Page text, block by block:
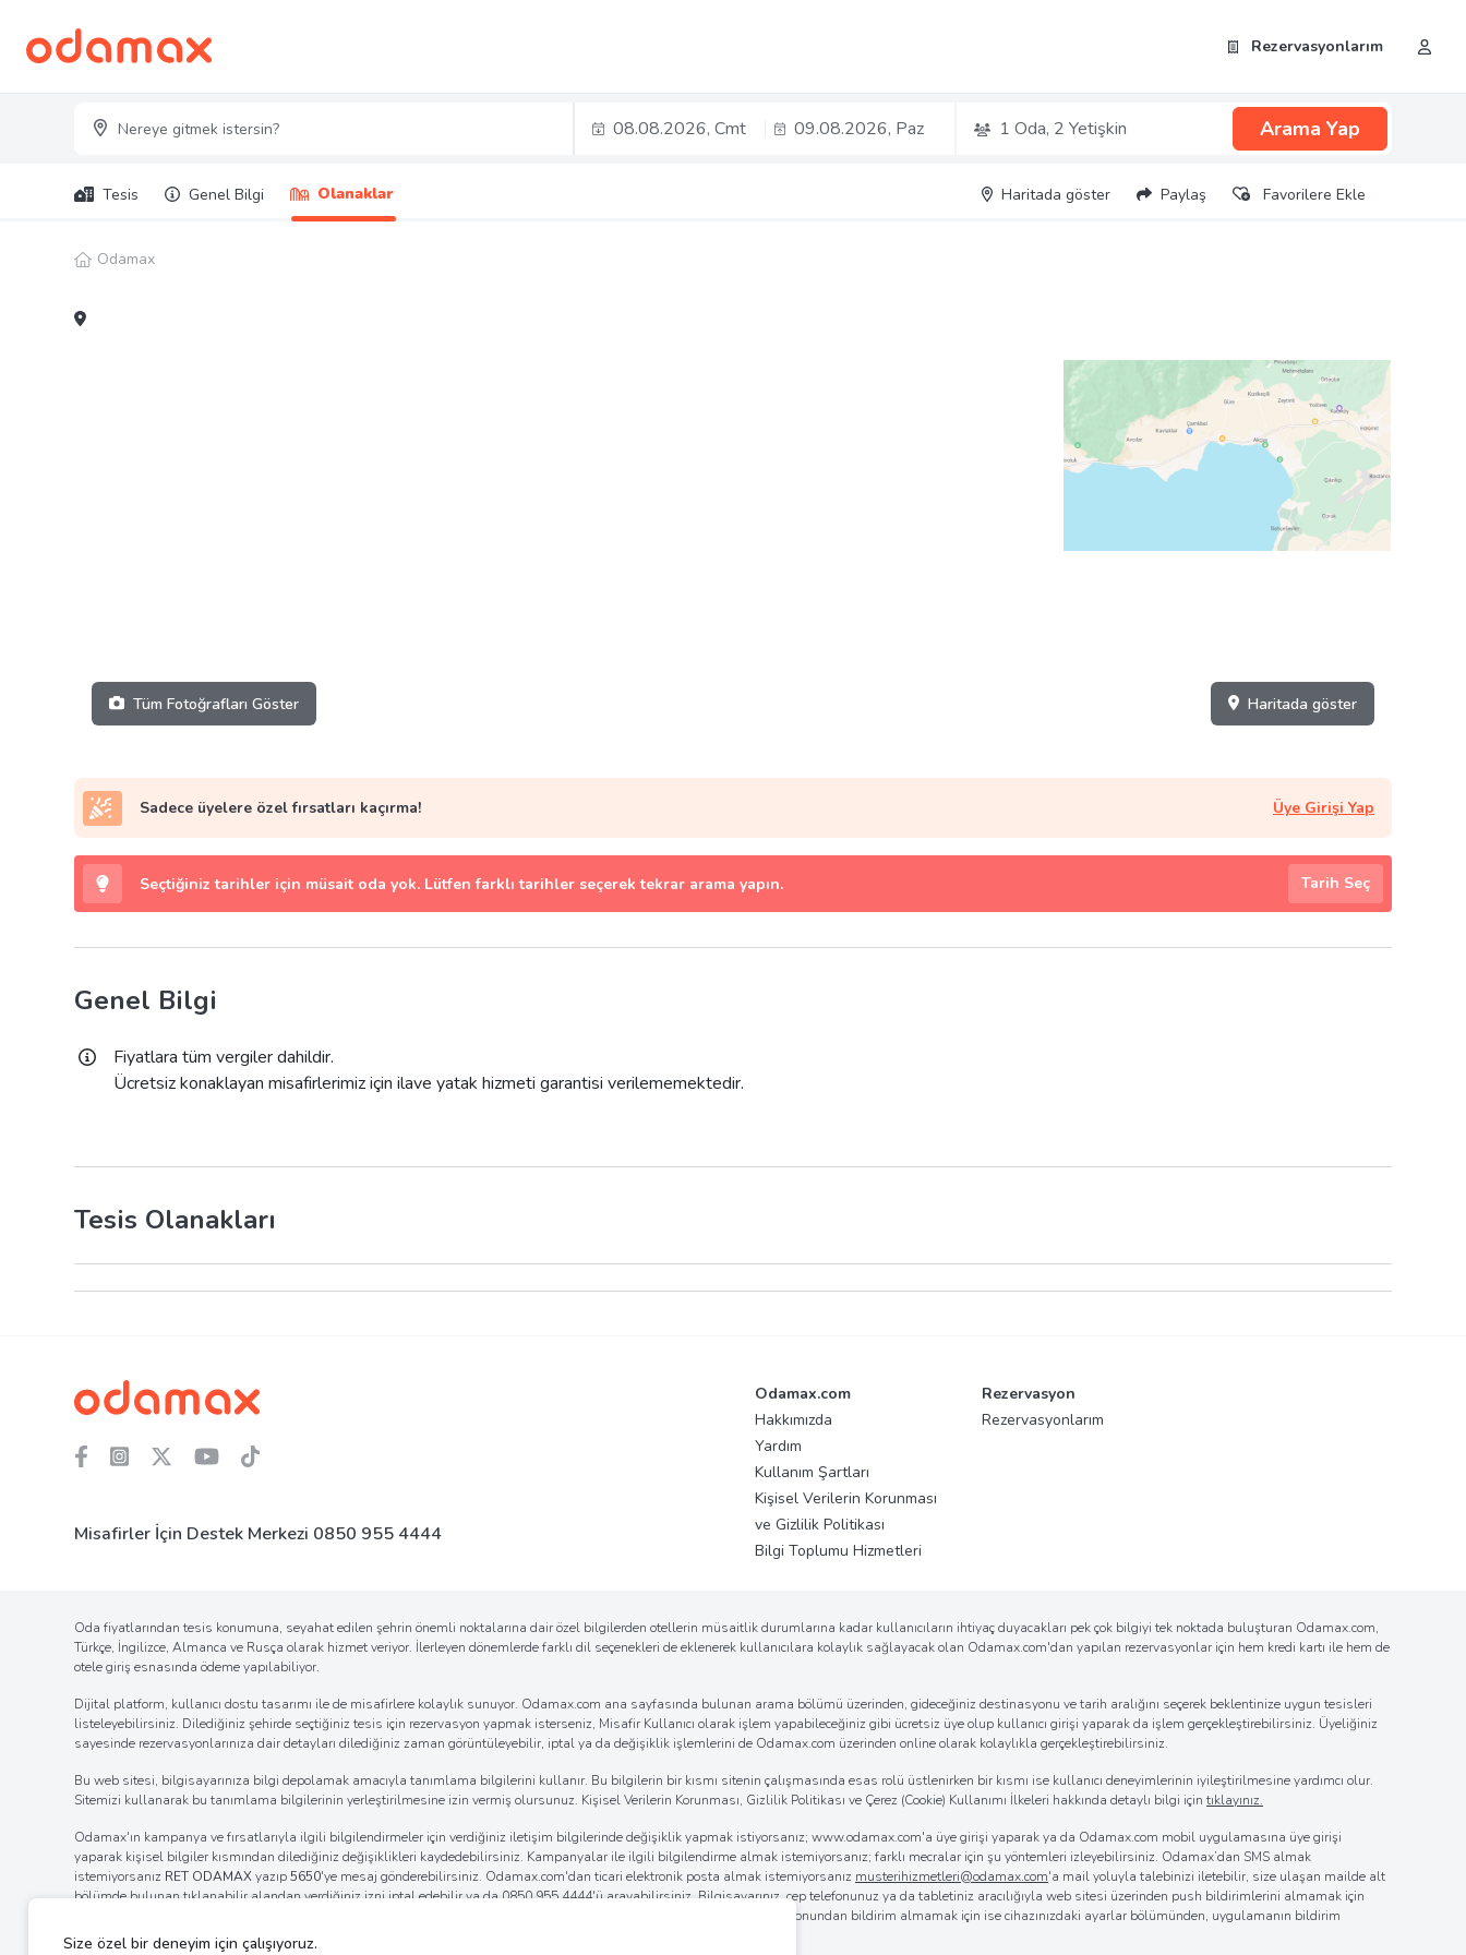
Rezervasyonlarım
08.08.2026, Cmt 09.08.2026, Paz 1 Oda, 2 Yetişkin Arama Yap
Tesis Genel Bilgi Olanaklar Haritada göster Paylaş Favorilere Ekle
Odamax
Tüm Fotoğrafları Göster Haritada göster
Sadece üyelere özel fırsatları kaçırma! Üye Girişi Yap
Seçtiğiniz tarihler için müsait oda yok. Lütfen farklı tarihler seçerek tekrar arama yapın. Tarih Seç
Genel Bilgi
Fiyatlara tüm vergiler dahildir.
Ücretsiz konaklayan misafirlerimiz için ilave yatak hizmeti garantisi verilememektedir.
Tesis Olanakları
Misafirler İçin Destek Merkezi 0850 955 4444
Odamax.com
Hakkımızda
Yardım
Kullanım Şartları
Kişisel Verilerin Korunması
ve Gizlilik Politikası
Bilgi Toplumu Hizmetleri
Rezervasyon
Rezervasyonlarım
Oda fiyatlarından tesis konumuna, seyahat edilen şehrin önemli noktalarına dair özel bilgilerden otellerin müsaitlik durumlarına kadar kullanıcıların ihtiyaç duyacakları pek çok bilgiyi tek noktada buluşturan Odamax.com,
Türkçe, İngilizce, Almanca ve Rusça olarak hizmet veriyor. İlerleyen dönemlerde farklı dil seçenekleri de eklenerek kullanıcılara kolaylık sağlayacak olan Odamax.com'dan yapılan rezervasyonlar için hem kredi kartı ile hem de
otele giriş esnasında ödeme yapılabiliyor.
Dijital platform, kullanıcı dostu tasarımı ile de misafirlere kolaylık sunuyor. Odamax.com ana sayfasında bulunan arama bölümü üzerinden, gideceğiniz destinasyonu ve tarih aralığını seçerek beklentinize uygun tesisleri
listeleyebilirsiniz. Dilediğiniz şehirde seçtiğiniz tesis için rezervasyon yapmak isterseniz, Misafir Kullanıcı olarak işlem yapabileceğiniz gibi ücretsiz üye olup kullanıcı girişi yaparak da işlem gerçekleştirebilirsiniz. Üyeliğiniz
sayesinde rezervasyonlarınıza dair detayları dilediğiniz zaman görüntüleyebilir, iptal ya da değişiklik işlemlerini de Odamax.com üzerinden online olarak kolaylıkla gerçekleştirebilirsiniz.
Bu web sitesi, bilgisayarınıza bilgi depolamak amacıyla tanımlama bilgilerini kullanır. Bu bilgilerin bir kısmı sitenin çalışmasında esas rolü üstlenirken bir kısmı ise kullanıcı deneyimlerinin iyileştirilmesine yardımcı olur.
Sitemizi kullanarak bu tanımlama bilgilerinin yerleştirilmesine izin vermiş olursunuz. Kişisel Verilerin Korunması, Gizlilik Politikası ve Çerez (Cookie) Kullanımı İlkeleri hakkında detaylı bilgi için tıklayınız.
Odamax'ın kampanya ve fırsatlarıyla ilgili bilgilendirmeler için verdiğiniz iletişim bilgilerinde değişiklik yapmak istiyorsanız; www.odamax.com'a üye girişi yaparak ya da Odamax.com mobil uygulamasına üye girişi
yaparak kişisel bilgiler kısmından dilediğiniz değişiklikleri kaydedebilirsiniz. Kampanyalar ile ilgili bilgilendirme almak istemiyorsanız; farklı mecralar için şu yöntemleri izleyebilirsiniz. Odamax’dan SMS almak
istemiyorsanız RET ODAMAXyazıp5650'ye mesaj gönderebilirsiniz. Odamax.com'dan ticari elektronik posta almak istemiyorsanız musterihizmetleri@odamax.com'a mail yoluyla talebinizi iletebilir, size ulaşan mailde alt
bölümde bulunan tıklanabilir alandan verdiğiniz izni iptal edebilir ya da 0850 955 4444'ü arayabilirsiniz. Bilgisayarınız, cep telefonunuz ya da tabletiniz aracılığıyla web sitesi üzerinden push bildirimlerini almamak için
internet tarayıcınızın ayarlar bölümünden bildirim izinlerinin kaldırılmasını sağlayabilirsiniz. Odamax.com mobil aplikasyonundan bildirim almamak için ise cihazınızdaki ayarlar bölümünden, uygulamanın bildirim
ayarlarını değiştirerek bildirim alımına engel olabilirsiniz.